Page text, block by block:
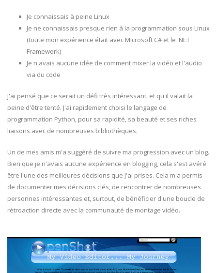
Je connaissais à peine Linux
Je ne connaissais presque rien à la programmation sous Linux
(toute mon expérience était avec Microsoft C# et le .NET
Framework)
Je n'avais aucune idée de comment mixer la vidéo et l'audio
via du code
J'ai pensé que ce serait un défi très intéressant, et qu'il valait la
peine d'être tenté. J'ai rapidement choisi le langage de
programmation Python, pour sa rapidité, sa beauté et ses riches
liaisons avec de nombreuses bibliothèques.
Un de mes amis m'a suggéré de suivre ma progression avec un blog.
Bien que je n'avais aucune expérience en blogging, cela s'est avéré
être l'une des meilleures décisions que j'ai prises. Cela m'a permis
de documenter mes décisions clés, de rencontrer de nombreuses
personnes intéressantes et, surtout, de bénéficier d'une boucle de
rétroaction directe avec la communauté de montage vidéo.